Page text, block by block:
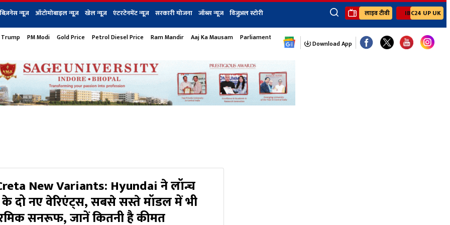
बिज़नेस न्यूज़ ऑटोमोबाइल न्यूज़ खेल न्यूज़ एंटरटेनमेंट न्यूज़ सरकारी योजना जॉब्स न्यूज विजुअल स्टोरी
×
बिज़नेस टेक न्यूज धर्म ऑटोमोबाइल एंटरटेनमेंट खेल जॉब्स न्यूज Youtube Channels
लाइव टीवी IBC24 UP UK
PM Modi Gold Price Petrol Diesel Price Ram Mandir Aaj Ka Mausam Parliament Monsoon Session
Download App
New Variants: Hyundai ने लॉन्च
दो नए वेरिएंट्स, सबसे सस्ते मॉडल में भी
सनरूफ, जानें कितनी है कीमत